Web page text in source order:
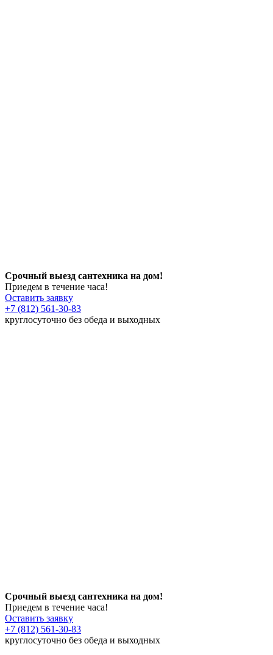
Срочный выезд сантехника на дом!
Приедем в течение часа!
Оставить заявку
+7 (812) 561-30-83
круглосуточно без обеда и выходных
Срочный выезд сантехника на дом!
Приедем в течение часа!
Оставить заявку
+7 (812) 561-30-83
круглосуточно без обеда и выходных